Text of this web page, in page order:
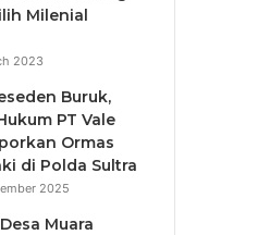
Milenial
2023
Buruk,
PT Vale
Ormas
di Polda Sultra
2025
Muara